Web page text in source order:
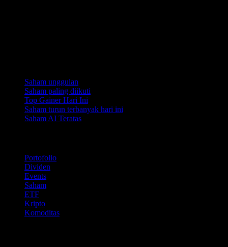
Saham unggulan
Saham paling diikuti
Top Gainer Hari Ini
Saham turun terbanyak hari ini
Saham AI Teratas
Portofolio
Dividen
Events
Saham
ETF
Kripto
Komoditas